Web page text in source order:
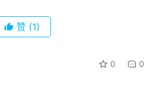
赞 (1)
0 0